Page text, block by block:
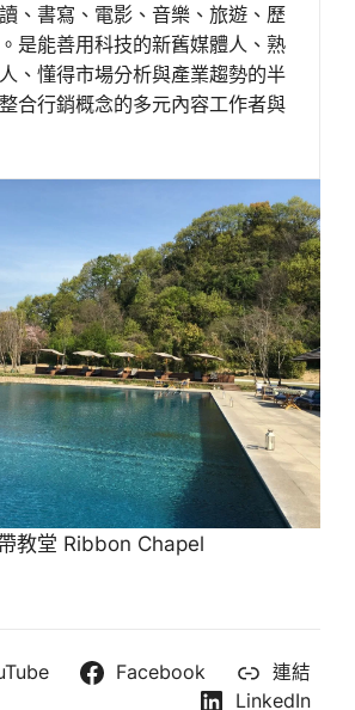
、書寫、電影、音樂、旅遊、歷
是能善用科技的新舊媒體人、熟
、懂得市場分析與產業趨勢的半
合行銷概念的多元內容工作者與
教堂 Ribbon Chapel
Facebook
連結
LinkedIn